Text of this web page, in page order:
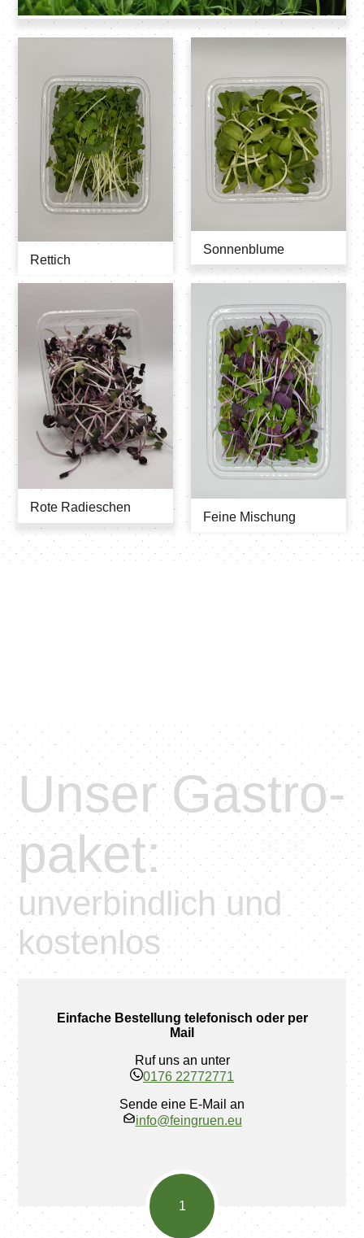
Rettich
Sonnenblume
Rote Radieschen
Feine Mischung
Unser Gastro­
paket:
unverbindlich und
kostenlos
Einfache Bestellung telefonisch oder per
Mail
Ruf uns an unter
0176 22772771
Sende eine E-Mail an
info@feingruen.eu